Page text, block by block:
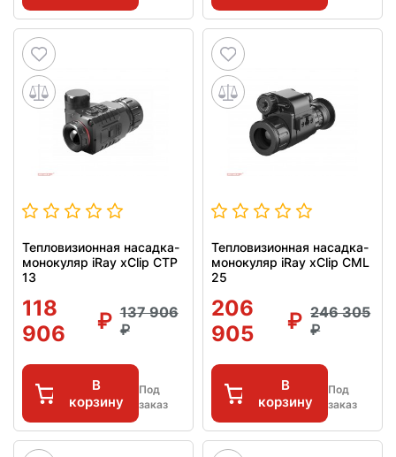
Тепловизионная насадка-
монокуляр iRay xClip CTP
13
118
906
137 906
В
корзину
Под
заказ
Тепловизионная насадка-
монокуляр iRay xClip CML
25
206
905
246 305
В
корзину
Под
заказ